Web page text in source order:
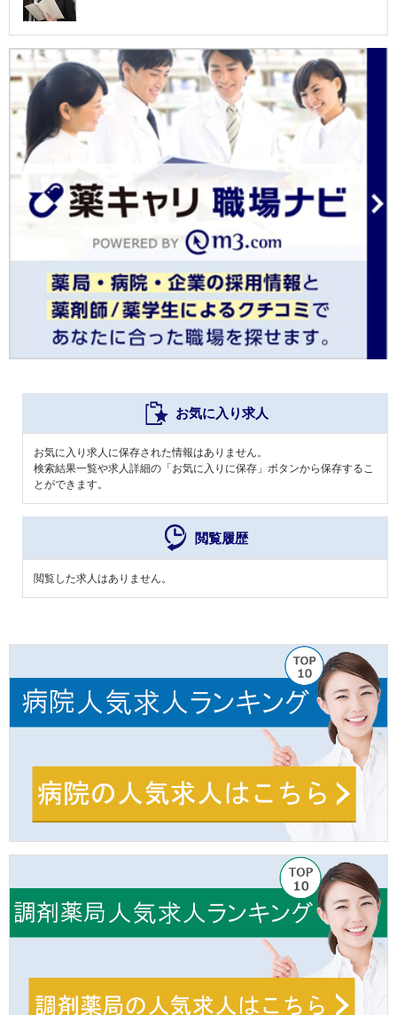
お気に入り求人
お気に入り求人に保存された情報はありません。
検索結果一覧や求人詳細の「お気に入りに保存」ボタンから保存するこ
とができます。
閲覧履歴
閲覧した求人はありません。